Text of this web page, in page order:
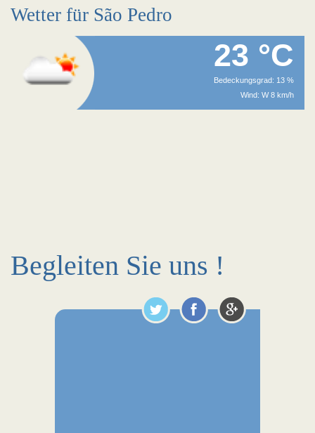
Wetter für São Pedro
23 °C
Bedeckungsgrad: 13 %
Wind: W 8 km/h
Begleiten Sie uns !